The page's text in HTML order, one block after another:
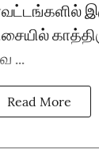
...
Read More